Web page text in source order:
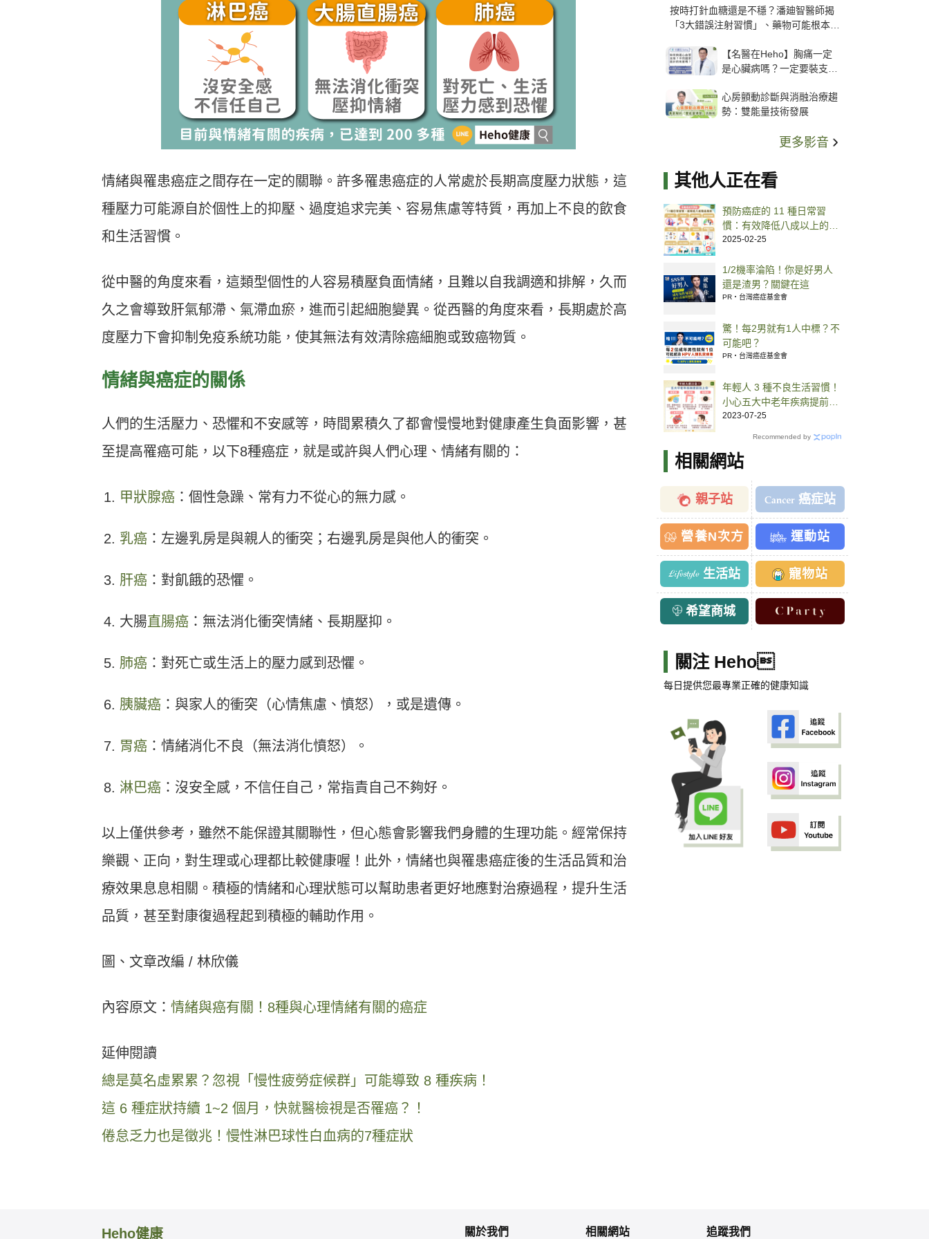
情緒與罹患癌症之間存在一定的關聯。許多罹患癌症的人常處於長期高度壓力狀態，這
種壓力可能源自於個性上的抑壓、過度追求完美、容易焦慮等特質，再加上不良的飲食
和生活習慣。
從中醫的角度來看，這類型個性的人容易積壓負面情緒，且難以自我調適和排解，久而
久之會導致肝氣郁滯、氣滯血瘀，進而引起細胞變異。從西醫的角度來看，長期處於高
度壓力下會抑制免疫系統功能，使其無法有效清除癌細胞或致癌物質。
情緒與癌症的關係
人們的生活壓力、恐懼和不安感等，時間累積久了都會慢慢地對健康產生負面影響，甚
至提高罹癌可能，以下8種癌症，就是或許與人們心理、情緒有關的：
甲狀腺癌 ：個性急躁、常有力不從心的無力感。
乳癌 ：左邊乳房是與親人的衝突；右邊乳房是與他人的衝突。
肝癌 ：對飢餓的恐懼。
大腸直腸癌 ：無法消化衝突情緒、長期壓抑。
肺癌 ：對死亡或生活上的壓力感到恐懼。
胰臟癌 ：與家人的衝突（心情焦慮、憤怒），或是遺傳。
胃癌 ：情緒消化不良（無法消化憤怒）。
淋巴癌 ：沒安全感，不信任自己，常指責自己不夠好。
以上僅供參考，雖然不能保證其關聯性，但心態會影響我們身體的生理功能。經常保持
樂觀、正向，對生理或心理都比較健康喔！此外，情緒也與罹患癌症後的生活品質和治
療效果息息相關。積極的情緒和心理狀態可以幫助患者更好地應對治療過程，提升生活
品質，甚至對康復過程起到積極的輔助作用。
圖、文章改編 / 林欣儀
內容原文： 情緒與癌有關！8種與心理情緒有關的癌症
延伸閱讀
總是莫名虛累累？忽視「慢性疲勞症候群」可能導致 8 種疾病！
這 6 種症狀持續 1~2 個月，快就醫檢視是否罹癌？！
倦怠乏力也是徵兆！慢性淋巴球性白血病的7種症狀
按時打針血糖還是不穩？潘廸智醫師揭
「3大錯誤注射習慣」、藥物可能根本沒
【名醫在Heho】胸痛一定
是心臟病嗎？一定要裝支
解析支架種類、風險與選擇
關鍵
心房顫動診斷與消融治療趨
勢：雙能量技術發展
更多影音
其他人正在看
預防癌症的 11 種日常習
慣：有效降低八成以上的罹
癌風險
2025-02-25
1/2機率淪陷！你是好男人
還是渣男？關鍵在這
PR・台灣癌症基金會
驚！每2男就有1人中標？不
可能吧？
PR・台灣癌症基金會
年輕人 3 種不良生活習慣！
小心五大中老年疾病提前找
上門
2023-07-25
Recommended by
相關網站
親子站 癌症站
營養N次方 運動站
生活站 寵物站
希望商城
關注 Heho
每日提供您最專業正確的健康知識
Heho健康 關於我們 相關網站 追蹤我們